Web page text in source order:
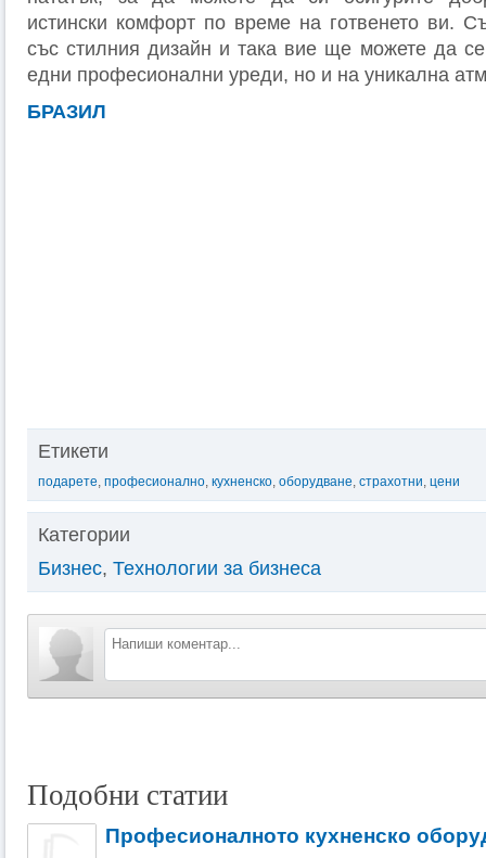
истински комфорт по време на готвенето ви.
със стилния дизайн и така вие ще можете да
едни професионални уреди, но и на уникална
БРАЗИЛ
Етикети
подарете, професионално, кухненско, оборудване, страхотни, цени
Категории
Бизнес, Технологии за бизнеса
Подобни статии
Професионалното кухненско